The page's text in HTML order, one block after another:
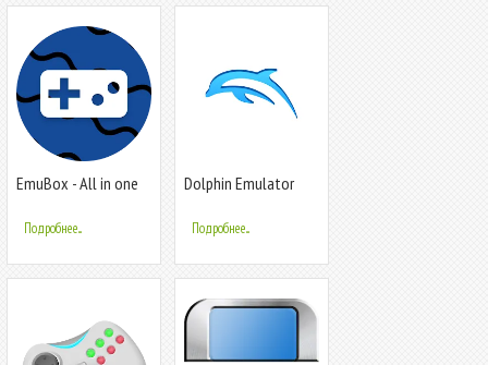
EmuBox - All in one
Подробнее...
Dolphin Emulator
Подробнее...